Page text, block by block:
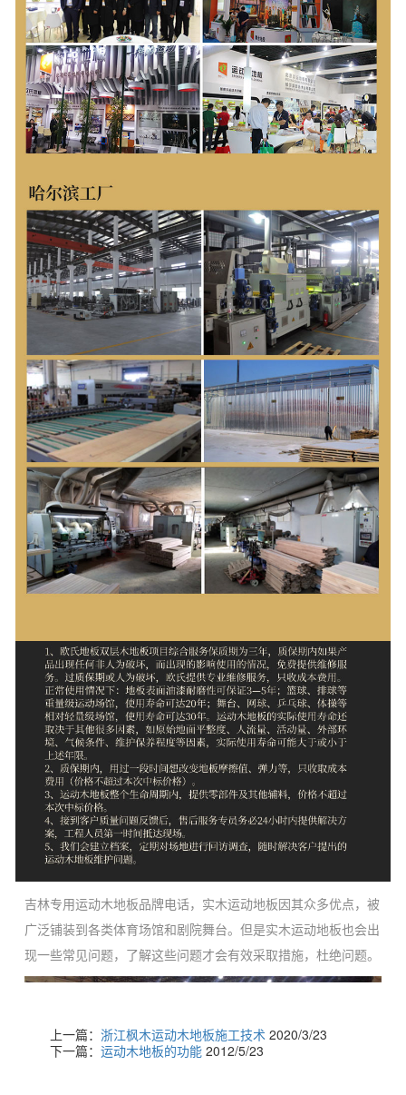
吉林专用运动木地板品牌电话，实木运动地板因其众多优点，被
广泛铺装到各类体育场馆和剧院舞台。但是实木运动地板也会出
现一些常见问题，了解这些问题才会有效采取措施，杜绝问题。
上一篇： 浙江枫木运动木地板施工技术 2020/3/23
下一篇： 运动木地板的功能 2012/5/23